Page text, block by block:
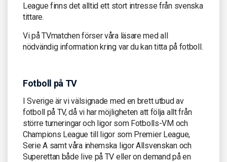
League finns det alltid ett stort intresse från svenska
tittare.
Vi på TVmatchen förser våra läsare med all
nödvändig information kring var du kan titta på fotboll.
Fotboll på TV
I Sverige är vi välsignade med en brett utbud av
fotboll på TV, då vi har möjligheten att följa allt från
större turneringar och ligor som Fotbolls-VM och
Champions League till ligor som Premier League,
Serie A samt våra inhemska ligor Allsvenskan och
Superettan både live på TV eller on demand på en